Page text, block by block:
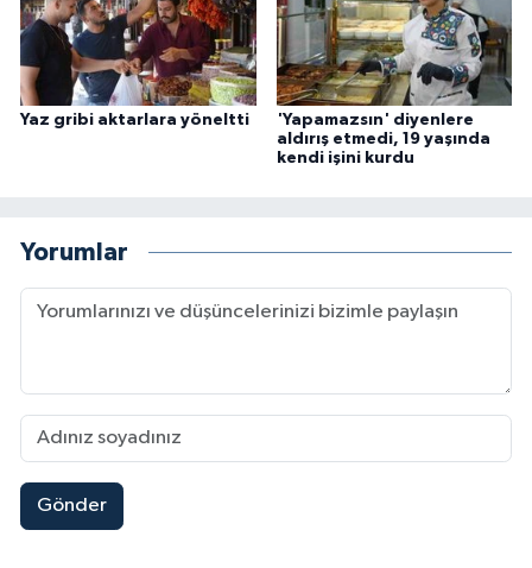
Yaz gribi aktarlara yöneltti
'Yapamazsın' diyenlere
aldırış etmedi, 19 yaşında
kendi işini kurdu
Yorumlar
Gönder